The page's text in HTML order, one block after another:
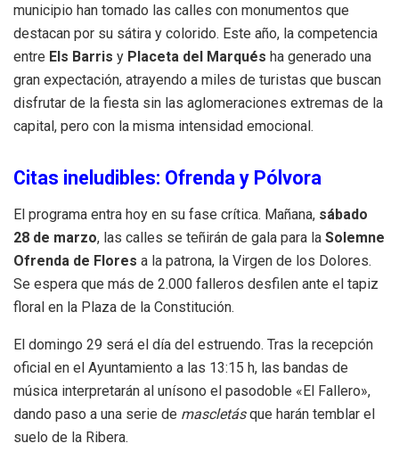
municipio han tomado las calles con monumentos que
destacan por su sátira y colorido. Este año, la competencia
entre Els Barris y Placeta del Marqués ha generado una
gran expectación, atrayendo a miles de turistas que buscan
disfrutar de la fiesta sin las aglomeraciones extremas de la
capital, pero con la misma intensidad emocional.
Citas ineludibles: Ofrenda y Pólvora
El programa entra hoy en su fase crítica. Mañana, sábado
28 de marzo, las calles se teñirán de gala para la Solemne
Ofrenda de Flores a la patrona, la Virgen de los Dolores.
Se espera que más de 2.000 falleros desfilen ante el tapiz
floral en la Plaza de la Constitución.
El domingo 29 será el día del estruendo. Tras la recepción
oficial en el Ayuntamiento a las 13:15 h, las bandas de
música interpretarán al unísono el pasodoble «El Fallero»,
dando paso a una serie de mascletásque harán temblar el
suelo de la Ribera.